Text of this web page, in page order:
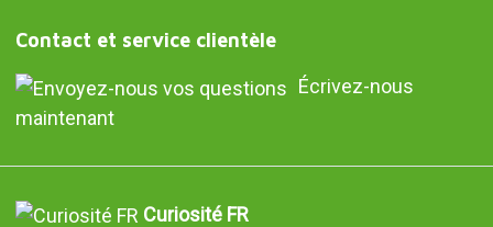
Contact et service clientèle
Écrivez-nous
maintenant
Curiosité FR